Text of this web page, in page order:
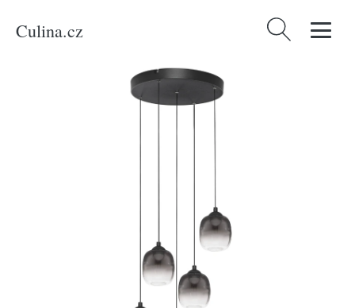
Culina.cz Vyhledávání
Bydlení a doplňky
Kouřově šedé skleněné závěsné
LED světlo Nova Luce Kita 43 cm